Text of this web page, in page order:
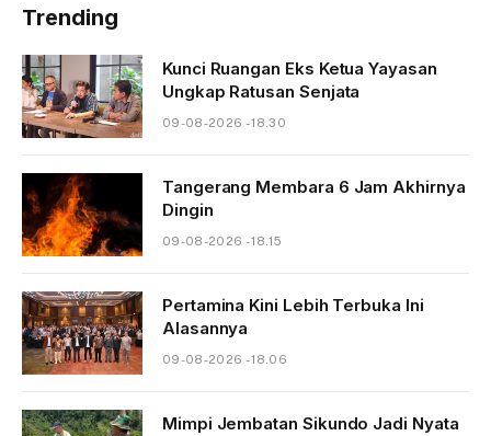
Trending
Kunci Ruangan Eks Ketua Yayasan
Ungkap Ratusan Senjata
09-08-2026 - 18.30
Tangerang Membara 6 Jam Akhirnya
Dingin
09-08-2026 - 18.15
Pertamina Kini Lebih Terbuka Ini
Alasannya
09-08-2026 - 18.06
Mimpi Jembatan Sikundo Jadi Nyata